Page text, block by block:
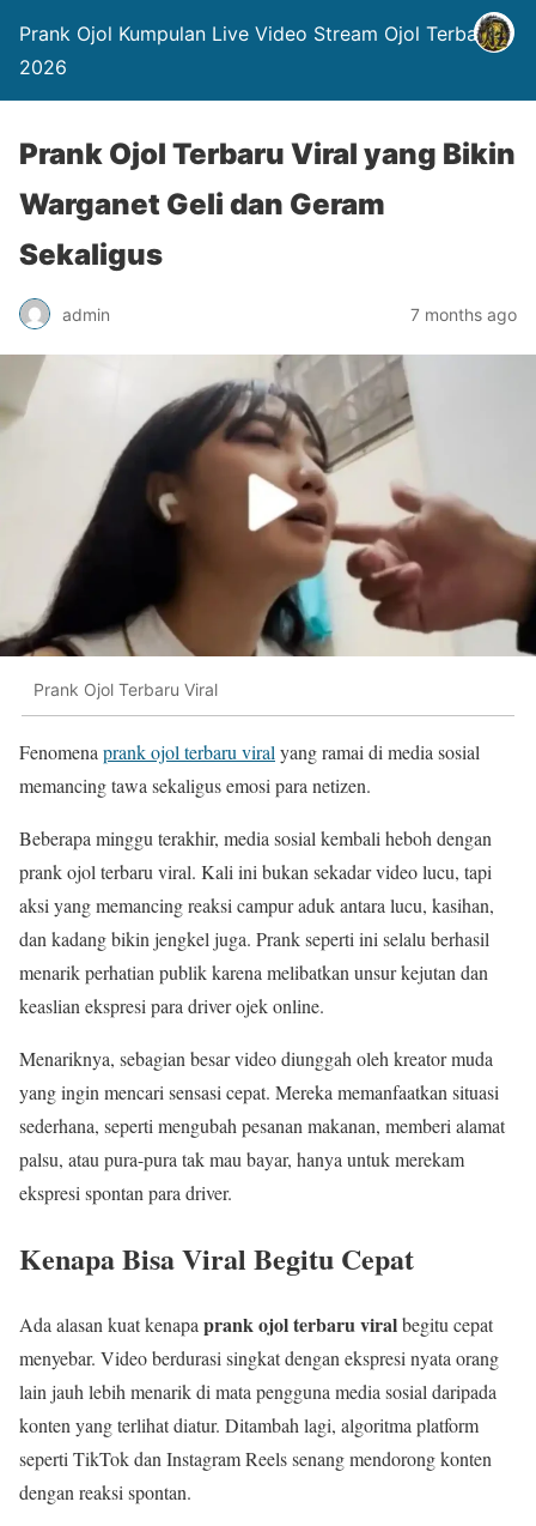
Prank Ojol Kumpulan Live Video Stream Ojol Terbaru
2026
Prank Ojol Terbaru Viral yang Bikin
Warganet Geli dan Geram
Sekaligus
admin 7 months ago
Prank Ojol Terbaru Viral
Fenomena prank ojol terbaru viral yang ramai di media sosial
memancing tawa sekaligus emosi para netizen.
Beberapa minggu terakhir, media sosial kembali heboh dengan
prank ojol terbaru viral. Kali ini bukan sekadar video lucu, tapi
aksi yang memancing reaksi campur aduk antara lucu, kasihan,
dan kadang bikin jengkel juga. Prank seperti ini selalu berhasil
menarik perhatian publik karena melibatkan unsur kejutan dan
keaslian ekspresi para driver ojek online.
Menariknya, sebagian besar video diunggah oleh kreator muda
yang ingin mencari sensasi cepat. Mereka memanfaatkan situasi
sederhana, seperti mengubah pesanan makanan, memberi alamat
palsu, atau pura-pura tak mau bayar, hanya untuk merekam
ekspresi spontan para driver.
Kenapa Bisa Viral Begitu Cepat
Ada alasan kuat kenapa prank ojol terbaru viralbegitu cepat
menyebar. Video berdurasi singkat dengan ekspresi nyata orang
lain jauh lebih menarik di mata pengguna media sosial daripada
konten yang terlihat diatur. Ditambah lagi, algoritma platform
seperti TikTok dan Instagram Reels senang mendorong konten
dengan reaksi spontan.